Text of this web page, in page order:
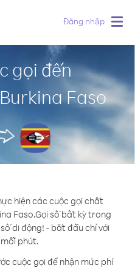
Đăng nhập
gọi đến
Faso
hiện các cuộc gọi chất
Faso.Gọi số bất kỳ trong
di động! - bắt đầu chỉ với
phút.
cuộc gọi để nhận mức phí